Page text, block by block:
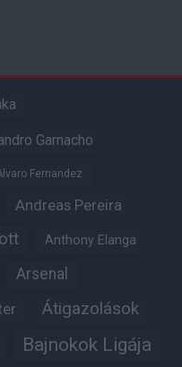
Garnacho
Fernandez
Andreas Pereira
Anthony Elanga
Arsenal
Átigazolások
Bajnokok Ligája